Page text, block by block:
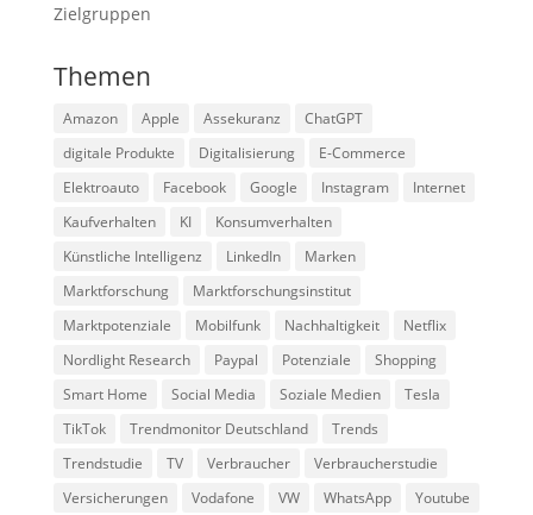
Zielgruppen
Themen
Amazon Apple Assekuranz
ChatGPT
digitale Produkte
Digitalisierung
E-Commerce
Elektroauto
Facebook Google Instagram
Internet
Kaufverhalten
KI
Konsumverhalten
Künstliche Intelligenz
LinkedIn
Marken
Marktforschung
Marktforschungsinstitut
Marktpotenziale
Mobilfunk Nachhaltigkeit
Netflix
Nordlight Research
Paypal Potenziale
Shopping
Smart Home
Social Media Soziale Medien
Tesla
TikTok
Trendmonitor Deutschland
Trends
Trendstudie
TV Verbraucher
Verbraucherstudie
Versicherungen
Vodafone VW WhatsApp
Youtube